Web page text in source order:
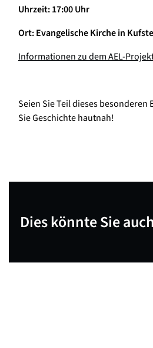
Uhrzeit: 17:00 Uhr
Ort: Evangelische Kirche in
Informationen zu dem AEL-
Seien Sie Teil dieses besonderen
Sie Geschichte hautnah!
Dies könnte Sie